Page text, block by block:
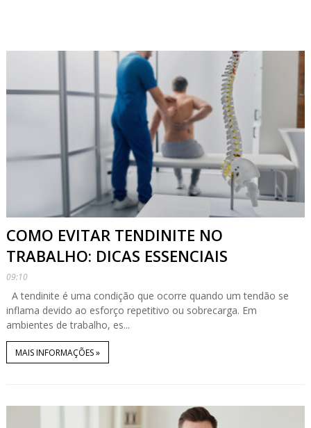
COMO EVITAR TENDINITE NO
TRABALHO: DICAS ESSENCIAIS
09:10
A tendinite é uma condição que ocorre quando um tendão se
inflama devido ao esforço repetitivo ou sobrecarga. Em
ambientes de trabalho, es...
MAIS INFORMAÇÕES »